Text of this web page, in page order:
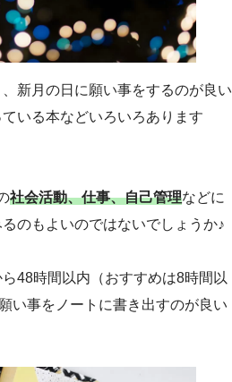
新月の日に願い事をするのが良い
いる本などいろいろあります
社会活動、仕事、自己管理などに
のもよいのではないでしょうか♪
48時間以内（おすすめは8時間以
い事をノートに書き出すのが良い